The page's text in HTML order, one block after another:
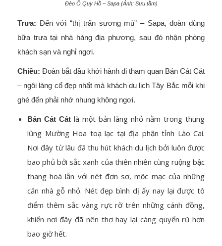
Đèo Ô Quy Hồ – Sapa (Ảnh: Sưu tầm)
Trưa: Đến với “thị trấn sương mù” – Sapa, đoàn dùng
bữa trưa tại nhà hàng địa phương, sau đó nhận phòng
khách sạn và nghỉ ngơi.
Chiều: Đoàn bắt đầu khởi hành đi tham quan Bản Cát Cát
– ngôi làng cổ đẹp nhất mà khách du lịch Tây Bắc mỗi khi
ghé đến phải nhớ nhung không ngơi.
Bản Cát Cát là một bản làng nhỏ nằm trong thung
lũng Mường Hoa toạ lạc tại địa phận tỉnh Lào Cai.
Nơi đây từ lâu đã thu hút khách du lịch bởi luôn được
bao phủ bởi sắc xanh của thiên nhiên cùng ruộng bậc
thang hoà lẫn với nét đơn sơ, mộc mạc của những
căn nhà gỗ nhỏ. Nét đẹp bình dị ấy nay lại được tô
điểm thêm sắc vàng rực rỡ trên những cánh đồng,
khiến nơi đây đã nên thơ hay lại càng quyến rũ hơn
bao giờ hết.